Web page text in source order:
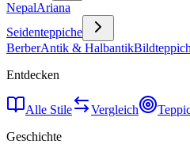
NepalAriana
Seidenteppiche
BerberAntik & Halbantik
Entdecken
Alle Stile Vergleich
Geschichte